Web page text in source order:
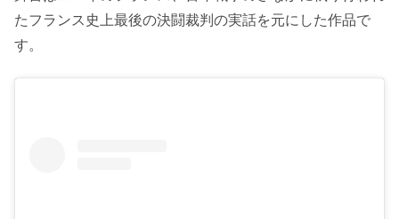
たフランス史上最後の決闘裁判の実話を元にした作品で
す。